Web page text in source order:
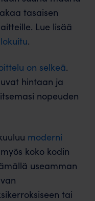
tasaisen
Lue lisää
.
on selkeä.
hintaan ja
nopeuden
moderni
koko kodin
useamman
tai